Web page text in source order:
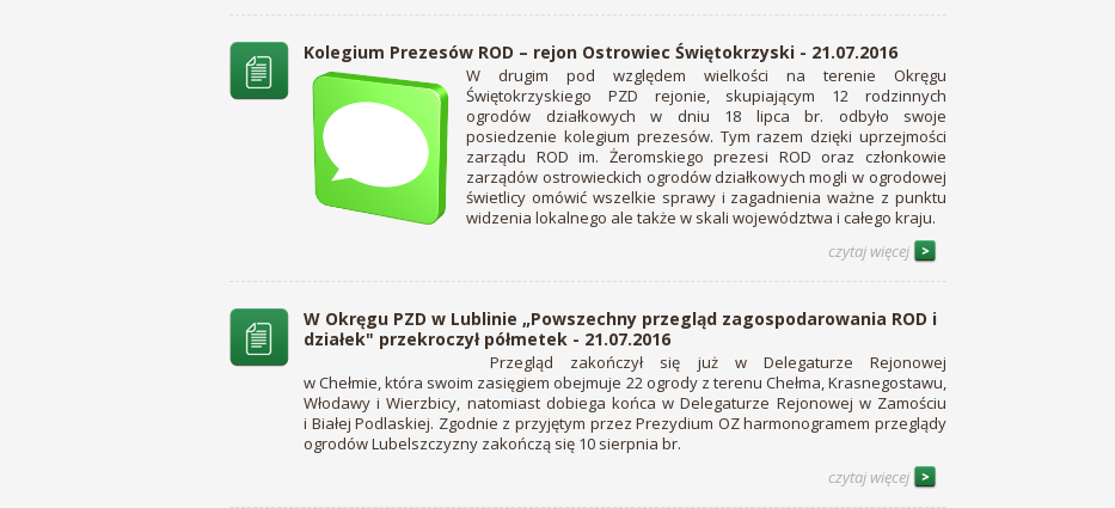
Kolegium Prezesów ROD – rejon Ostrowiec Świętokrzyski - 21.07.2016
W drugim pod względem wielkości na terenie Okręgu
Świętokrzyskiego PZD rejonie, skupiającym 12 rodzinnych
ogrodów działkowych w dniu 18 lipca br. odbyło swoje
posiedzenie kolegium prezesów. Tym razem dzięki uprzejmości
zarządu ROD im. Żeromskiego prezesi ROD oraz członkowie
zarządów ostrowieckich ogrodów działkowych mogli w ogrodowej
świetlicy omówić wszelkie sprawy i zagadnienia ważne z punktu
widzenia lokalnego ale także w skali województwa i całego kraju.
czytaj więcej
W Okręgu PZD w Lublinie „Powszechny przegląd zagospodarowania ROD i
działek" przekroczył półmetek - 21.07.2016
Przegląd zakończył się już w Delegaturze Rejonowej
w Chełmie, która swoim zasięgiem obejmuje 22 ogrody z terenu Chełma, Krasnegostawu,
Włodawy i Wierzbicy, natomiast dobiega końca w Delegaturze Rejonowej w Zamościu
i Białej Podlaskiej. Zgodnie z przyjętym przez Prezydium OZ harmonogramem przeglądy
ogrodów Lubelszczyzny zakończą się 10 sierpnia br.
czytaj więcej